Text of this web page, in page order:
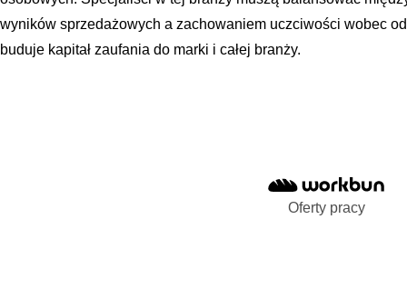
wyników sprzedażowych a zachowaniem uczciwości wobec
buduje kapitał zaufania do marki i całej branży.
Oferty pracy